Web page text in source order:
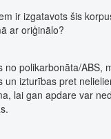
ir izgatavots šis
ar oriģinālo?
no polikarbonāta/ABS,
un izturības pret
lai gan apdare var